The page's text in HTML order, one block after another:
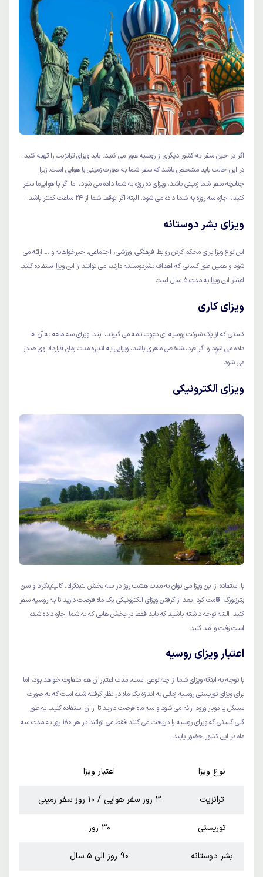
اگر در حین سفر به کشور دیگری از روسیه عبور می کنید، باید ویزای ترانزیت را تهیه کنید.
در این حالت باید مشخص باشد که سفر شما به صورت زمینی یا هوایی است. زیرا
چنانچه سفر شما زمینی باشد، ویزای ده روزه به شما داده می شود، اما اگر با هواپیما سفر
کنید، اجازه سه روزه به شما داده می شود. البته اگر توقف شما از 24 ساعت کمتر باشد.
ویزای بشر دوستانه
این نوع ویزا برای محکم کردن روابط فرهنگی، ورزشی، اجتماعی، خیرخواهانه و ... ارائه می
شود و همین طور کسانی که اهداف بشردوستانه دارند، می توانند از این ویزا استفاده کنند.
اعتبار این ویزا به مدت 5 سال است.
ویزای کاری
کسانی که از یک شرکت روسیه ای دعوت نامه می گیرند، ابتدا ویزای سه ماهه به آن ها
داده می شود و اگر فرد، شخص ماهری باشد، ویزایی به اندازه مدت زمان قرارداد وی صادر
می شود.
ویزای الکترونیکی
با استفاده از این ویزا می توان به مدت هشت روز در سه بخش لنینگراد، کالینینگراد و سن
پترزبورگ اقامت کرد. بعد از گرفتن ویزای الکترونیکی یک ماه فرصت دارید تا به روسیه سفر
کنید. البته توجه داشته باشید که باید فقط در بخش هایی که به شما اجازه داده شده
است رفت و آمد کنید.
اعتبار ویزای روسیه
با توجه به اینکه ویزای شما از چه نوعی است، مدت اعتبار آن هم متفاوت خواهد بود، اما
برای ویزای توریستی روسیه زمانی به اندازه یک ماه در نظر گرفته شده است که به صورت
سینگل یا دوبار ورود ارائه می شود و سه ماه فرصت دارید تا از آن استفاده کنید. به طور
کلی کسانی که ویزای روسیه را دریافت می کنند فقط می توانند در هر 180 روز به مدت سه
ماه در این کشور حضور یابند.
نوع ویزا اعتبار ویزا
ترانزیت 3 روز سفر هوایی / 10 روز سفر زمینی
توریستی 30 روز
بشر دوستانه 90 روز الی 5 سال